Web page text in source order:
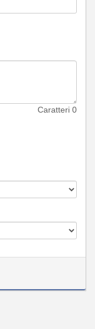
Caratteri 0